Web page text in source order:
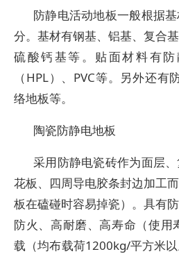
防静电活动地板一般根据
分。基材有钢基、铝基、复合
硫酸钙基等。贴面材料有
（HPL）、PVC等。另外还
络地板等。
陶瓷防静电地板
采用防静电瓷砖作为面层
花板、四周导电胶条封边加工
板在磕碰时容易掉瓷）。具有
防火、高耐磨、高寿命（使用
载（均布载荷1200kg/平方米